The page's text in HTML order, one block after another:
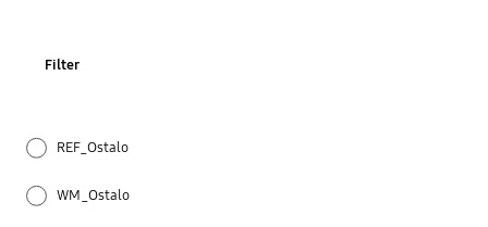
Filter
REF_Ostalo
WM_Ostalo